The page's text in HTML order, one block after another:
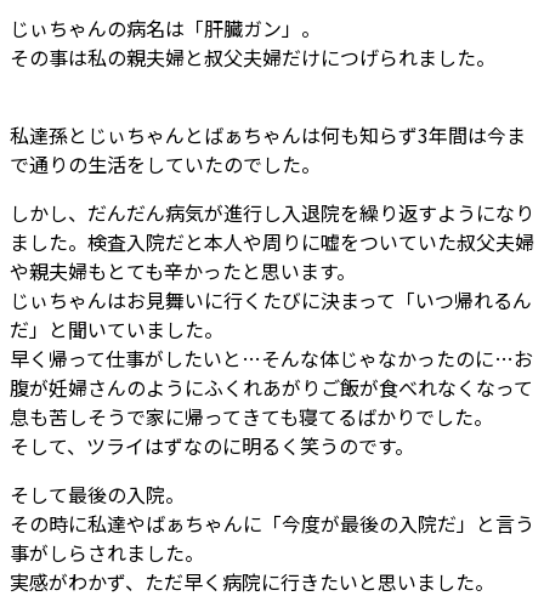
じぃちゃんの病名は「肝臓ガン」。
その事は私の親夫婦と叔父夫婦だけにつげられました。
私達孫とじぃちゃんとばぁちゃんは何も知らず3年間は今ま
で通りの生活をしていたのでした。
しかし、だんだん病気が進行し入退院を繰り返すようになり
ました。検査入院だと本人や周りに嘘をついていた叔父夫婦
や親夫婦もとても辛かったと思います。
じぃちゃんはお見舞いに行くたびに決まって「いつ帰れるん
だ」と聞いていました。
早く帰って仕事がしたいと…そんな体じゃなかったのに…お
腹が妊婦さんのようにふくれあがりご飯が食べれなくなって
息も苦しそうで家に帰ってきても寝てるばかりでした。
そして、ツライはずなのに明るく笑うのです。
そして最後の入院。
その時に私達やばぁちゃんに「今度が最後の入院だ」と言う
事がしらされました。
実感がわかず、ただ早く病院に行きたいと思いました。